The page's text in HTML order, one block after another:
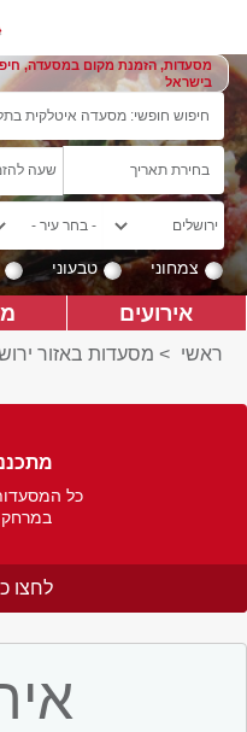
מסעדות, הזמנת מקום במסעדה,
בישראל
צמחוני טבעוני
אירועים
ראשי > מסעדות באזור
כל
לחצו